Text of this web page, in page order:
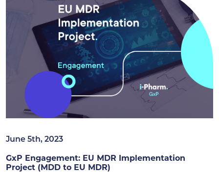
June 5th, 2023
GxP Engagement: EU MDR Implementation
Project (MDD to EU MDR)